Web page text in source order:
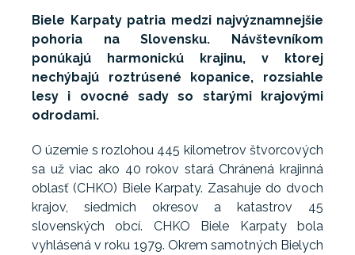
Biele Karpaty patria medzi najvýznamnejšie
pohoria na Slovensku. Návštevníkom
ponúkajú harmonickú krajinu, v ktorej
nechýbajú roztrúsené kopanice, rozsiahle
lesy i ovocné sady so starými krajovými
odrodami.
O územie s rozlohou 445 kilometrov štvorcových
sa už viac ako 40 rokov stará Chránená krajinná
oblasť (CHKO) Biele Karpaty. Zasahuje do dvoch
krajov, siedmich okresov a katastrov 45
slovenských obcí. CHKO Biele Karpaty bola
vyhlásená v roku 1979. Okrem samotných Bielych